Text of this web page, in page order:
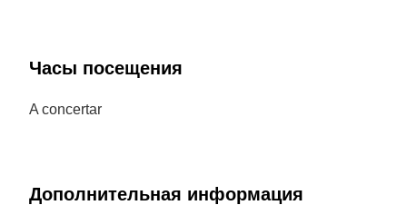
Часы посещения
A concertar
Дополнительная информация